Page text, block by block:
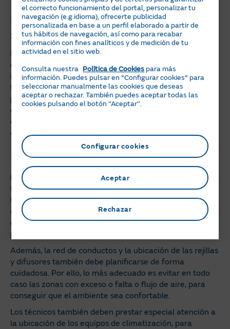
Instalaciones HVAC: claves para un
sistema eficiente
La eficiencia de unsistema
calidad de sus componentes, también influye mucho la
instalación. Y es que si esta no se ha llevado a cabo de
forma correcta, el correcto funcionamiento del sistema
puede verse afectado, dando lugar a un mayor consumo
de energía y a una reducción de su vida útil. Por ello,
durante la instalación debes prestar atención a estos
aspectos:
Diseño adecuado del sistema
Es recomendable hacer un cálculo preciso de las cargas
térmicas del edificio para dimensionar correctamente
los equipos de calefacción y refrigeración. No queremos
que se queden "cortos", pero tampoco nos interesa que
estén sobredimensionados, porque no les vamos a sacar
partido y aumentaremos nuestro consumo energético.
Además, la red de conductos y la ubicación de las rejillas
y difusores también debe planificarse de forma
cuidadosa. Por ello, lo más adecuado es evitar en todo
caso las zonas con exceso o falta o flujo de aire, para
conseguir que el ambiente sea confortable.
Los técnicos también deben prestar especial atención a
la ubicación de los equipos de climatización, para
el correcto funcionamiento del portal, personalizar tu
navegación (e.g.idioma), ofrecerte publicidad
personalizada en base a un perfil elaborado a partir de
tus hábitos de navegación, así como para recabar
información con fines analíticos y de medición de tu
actividad en el sitio web.
Consulta nuestra Política de Cookies para más
información. Puedes pulsar en "Configurar cookies" para
seleccionar manualmente las cookies que deseas
aceptar o rechazar. También puedes aceptar todas las
cookies pulsando el botón ‘‘Aceptar’’.
Configurar cookies
Rechazar
Aceptar